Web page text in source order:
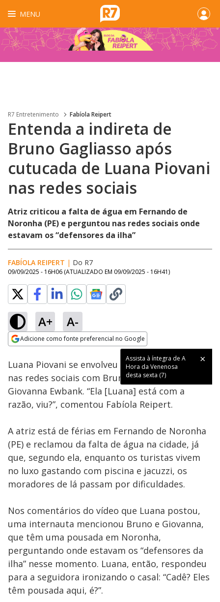
MENU
R7 Entretenimento Fabíola Reipert
Entenda a indireta de
Bruno Gagliasso após
cutucada de Luana Piovani
nas redes sociais
Atriz criticou a falta de água em Fernando de
Noronha (PE) e perguntou nas redes sociais onde
estavam os “defensores da ilha”
FABÍOLA REIPERT | Do R7
09/09/2025 - 16H06 (ATUALIZADO EM 09/09/2025 - 16H41)
A+ A-
Adicione como fonte preferencial no Google
Assista à íntegra de A
Hora da Venenosa
desta sexta (7)
Ativar
Loaded :
37.67%
Luana Piovani se envolveu em uma polêmica
nas redes sociais com Bruno Gagliasso e a
Giovanna Ewbank. “Ela [Luana] está com a
razão, viu?”, comentou Fabíola Reipert.
A atriz está de férias em Fernando de Noronha
(PE) e reclamou da falta de água na cidade, já
que, segundo ela, enquanto os turistas vivem
no luxo gastando com piscina e jacuzzi, os
moradores de lá passam por dificuldades.
Nos comentários do vídeo que Luana postou,
uma internauta mencionou Bruno e Giovanna,
que têm uma pousada em Noronha,
perguntando onde estavam os “defensores da
ilha” nesse momento. Luana, então, respondeu
para a seguidora ironizando o casal: “Cadê? Eles
têm pousada aqui, é?”.